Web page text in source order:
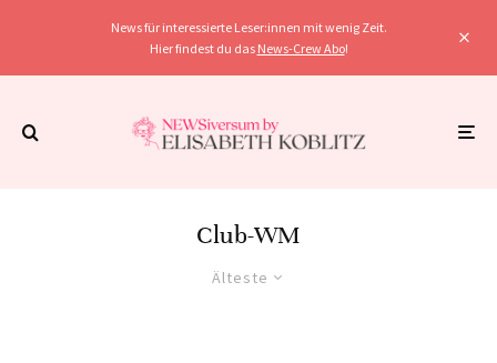
News für interessierte Leser:innen mit wenig Zeit.
Hier findest du das News-Crew Abo!
Club-WM
Älteste